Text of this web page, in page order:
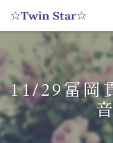
11/29冨岡